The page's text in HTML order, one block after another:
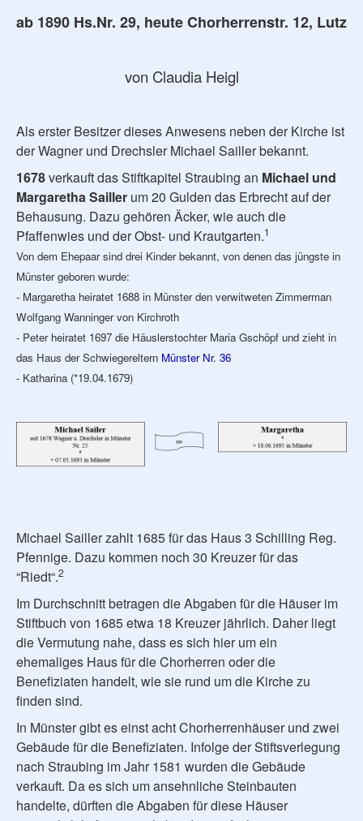
ab 1890 Hs.Nr. 29, heute Chorherrenstr. 12, Lutz
von Claudia Heigl
Als erster Besitzer dieses Anwesens neben der Kirche ist
der Wagner und Drechsler Michael Sailler bekannt.
1678verkauft das Stiftkapitel Straubing an Michael und
Margaretha Sailler um 20 Gulden das Erbrecht auf der
Behausung. Dazu gehören Äcker, wie auch die
Pfaffenwies und der Obst- und Krautgarten.1
Von dem Ehepaar sind drei Kinder bekannt, von denen das jüngste in
Münster geboren wurde:
- Margaretha heiratet 1688 in Münster den verwitweten Zimmerman
Wolfgang Wanninger von Kirchroth
- Peter heiratet 1697 die Häuslerstochter Maria Gschöpf und zieht in
das Haus der Schwiegereltern Münster Nr. 36
- Katharina (*19.04.1679)
Michael Sailler zahlt 1685 für das Haus 3 Schilling Reg.
Pfennige. Dazu kommen noch 30 Kreuzer für das
“Riedt“.2
Im Durchschnitt betragen die Abgaben für die Häuser im
Stiftbuch von 1685 etwa 18 Kreuzer jährlich. Daher liegt
die Vermutung nahe, dass es sich hier um ein
ehemaliges Haus für die Chorherren oder die
Benefiziaten handelt, wie sie rund um die Kirche zu
finden sind.
In Münster gibt es einst acht Chorherrenhäuser und zwei
Gebäude für die Benefiziaten. Infolge der Stiftsverlegung
nach Straubing im Jahr 1581 wurden die Gebäude
verkauft. Da es sich um ansehnliche Steinbauten
handelte, dürften die Abgaben für diese Häuser